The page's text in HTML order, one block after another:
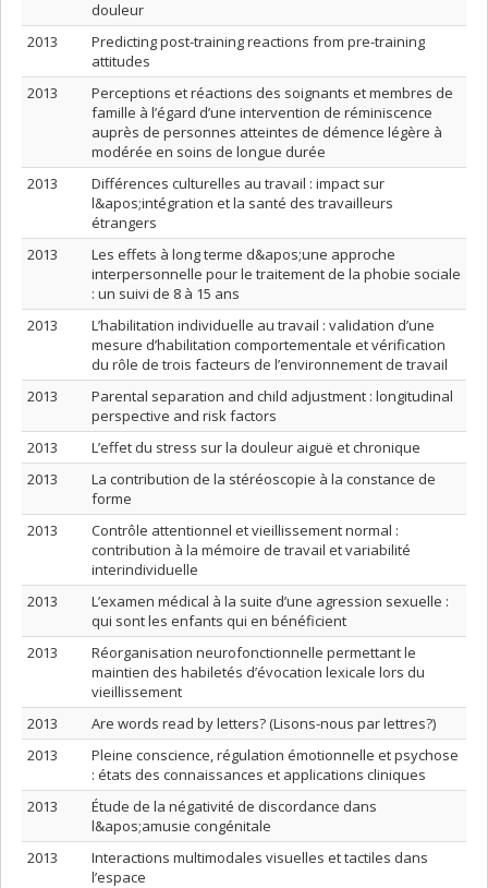
douleur
2013
Predicting post-training reactions from pre-training
attitudes
2013
Perceptions et réactions des soignants et membres de
famille à l’égard d’une intervention de réminiscence
auprès de personnes atteintes de démence légère à
modérée en soins de longue durée
2013
Différences culturelles au travail : impact sur
l&apos;intégration et la santé des travailleurs
étrangers
2013
Les effets à long terme d&apos;une approche
interpersonnelle pour le traitement de la phobie sociale
: un suivi de 8 à 15 ans
2013
L’habilitation individuelle au travail : validation d’une
mesure d’habilitation comportementale et vérification
du rôle de trois facteurs de l’environnement de travail
2013
Parental separation and child adjustment : longitudinal
perspective and risk factors
2013
L’effet du stress sur la douleur aiguë et chronique
2013
La contribution de la stéréoscopie à la constance de
forme
2013
Contrôle attentionnel et vieillissement normal :
contribution à la mémoire de travail et variabilité
interindividuelle
2013
L’examen médical à la suite d’une agression sexuelle :
qui sont les enfants qui en bénéficient
2013
Réorganisation neurofonctionnelle permettant le
maintien des habiletés d’évocation lexicale lors du
vieillissement
2013
Are words read by letters? (Lisons-nous par lettres?)
2013
Pleine conscience, régulation émotionnelle et psychose
: états des connaissances et applications cliniques
2013
Étude de la négativité de discordance dans
l&apos;amusie congénitale
2013
Interactions multimodales visuelles et tactiles dans
l’espace